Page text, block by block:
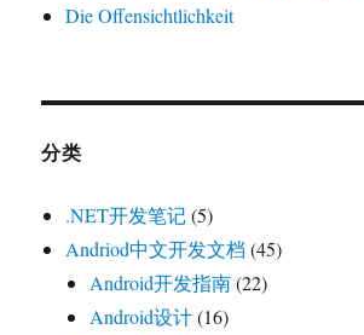
Die Offensichtlichkeit
分类
.NET开发笔记(5)
Andriod中文开发文档 (45)
Android开发指南(22)
Android设计(16)